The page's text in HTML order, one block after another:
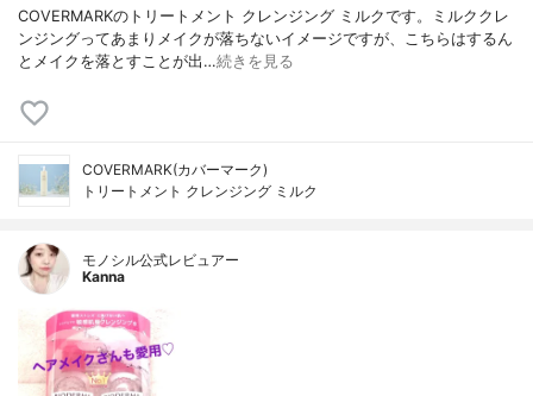
COVERMARKのトリートメント クレンジング ミルクです。ミルククレ
ンジングってあまりメイクが落ちないイメージですが、こちらはするん
とメイクを落とすことが出…続きを見る
COVERMARK(カバーマーク)
トリートメント クレンジング ミルク
モノシル公式レビュアー
Kanna